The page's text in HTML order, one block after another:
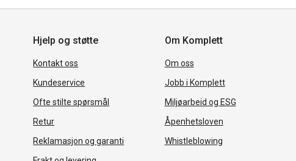
Hjelp og støtte
Kontakt oss
Kundeservice
Ofte stilte spørsmål
Retur
Reklamasjon og garanti
Om Komplett
Om oss
Jobb i Komplett
Miljøarbeid og ESG
Åpenhetsloven
Whistleblowing